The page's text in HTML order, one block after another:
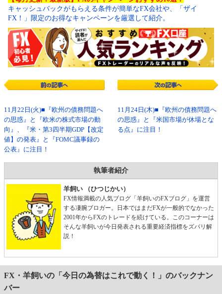
キャッシュバックがもらえる条件が簡単なFX会社や、「ザイ
FX！」限定のお得なキャンペーンを厳選して紹介。
11月22日(火)■『欧州の債務問題へ
の思惑』と『欧米の株式市場の動
向』、『米・第3四半期GDP【改定
値】の発表』と『FOMC議事録の
公表』に注目！
11月24日(木)■『欧州の債務問題へ
の思惑』と『米国市場が休場とな
る点』に注目！
執筆者紹介
羊飼い （ひつじかい）
FX情報満載の人気ブログ「羊飼いのFXブログ」を運営
する凄腕ブロガー。日本ではまだFXが一般的でなかった
2001年からFXのトレードを続けている。このコーナーは
そんな羊飼いが今日発表される重要経済指標をズバリ解
説！
FX・羊飼いの「今日の為替はこれで動く！」のバックナン
バー